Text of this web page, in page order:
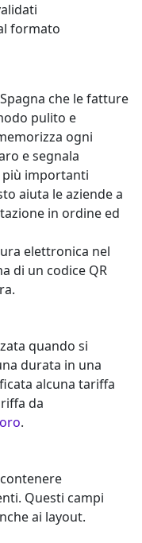
formato
che le fatture
pulito e
ogni
e segnala
importanti
aiuta le aziende a
in ordine ed
elettronica nel
di un codice QR
quando si
durata in una
alcuna tariffa
da
.
Questi campi
ai layout.